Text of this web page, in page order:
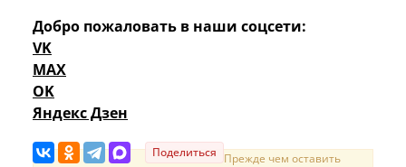
Добро пожаловать в наши соцсети:
VK
MAX
OK
Яндекс Дзен
Поделиться Прежде чем оставить